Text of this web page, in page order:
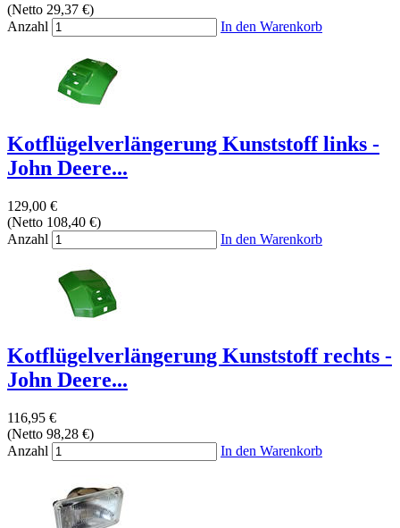
(Netto 29,37 €)
Anzahl
In den Warenkorb
Kotflügelverlängerung Kunststoff links -
John Deere...
129,00 €
(Netto 108,40 €)
Anzahl
In den Warenkorb
Kotflügelverlängerung Kunststoff rechts -
John Deere...
116,95 €
(Netto 98,28 €)
Anzahl
In den Warenkorb